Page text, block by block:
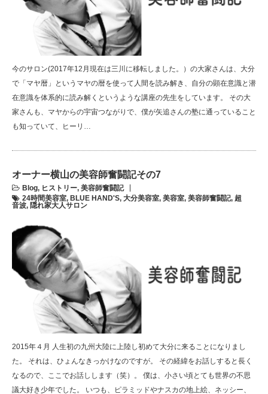
今のサロン(2017年12月現在は三川に移転しました。）の大家さんは、大分
で「マヤ暦」というマヤの暦を使って人間を読み解き、自分の顕在意識と潜
在意識を体系的に読み解くというような講座の先生をしています。 その大
家さんも、マヤからの宇宙つながりで、僕が矢追さんの塾に通っていること
も知っていて、ヒーリ…
オーナー横山の美容師奮闘記その7
Blog, ヒストリー, 美容師奮闘記
24時間美容室, BLUE HAND'S, 大分美容室, 美容室, 美容師奮闘記, 超
音波, 隠れ家大人サロン
2015年４月 人生初の九州大陸に上陸し初めて大分に来ることになりまし
た。 それは、ひょんなきっかけなのですが。 その経緯をお話しすると長く
なるので、ここでお話しします（笑）。 僕は、小さい頃とても世界の不思
議大好き少年でした。 いつも、ピラミッドやナスカの地上絵、ネッシー、